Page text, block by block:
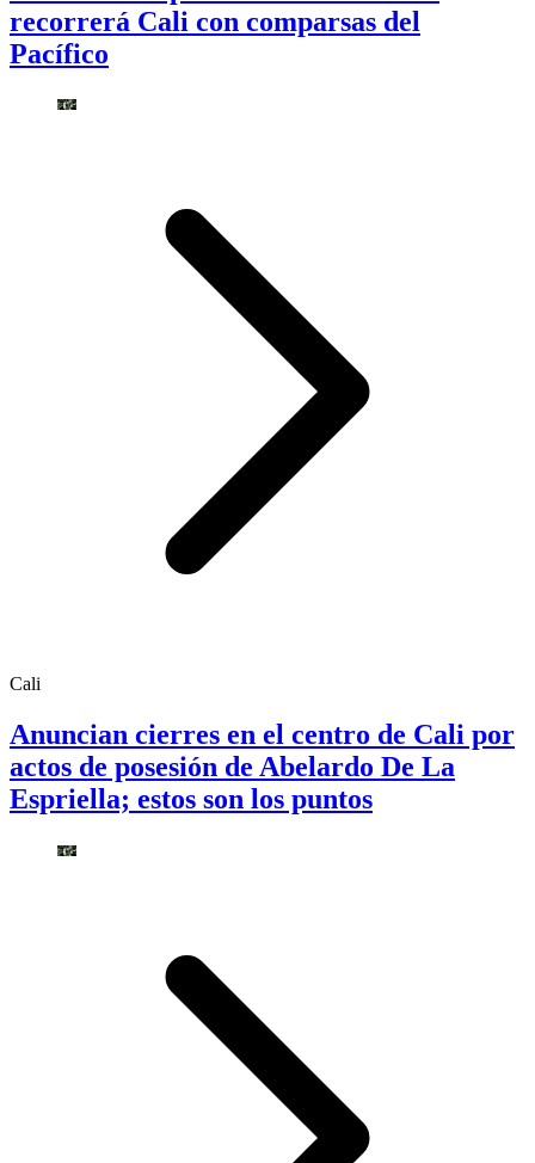
recorrerá Cali con comparsas del
Pacífico
Cali
Anuncian cierres en el centro de Cali por
actos de posesión de Abelardo De La
Espriella; estos son los puntos